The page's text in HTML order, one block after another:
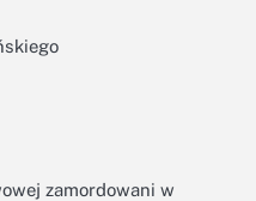
zamordowani w